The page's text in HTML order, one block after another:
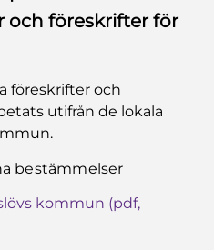
och föreskrifter för
föreskrifter och
utifrån de lokala
bestämmelser
kommun (pdf,